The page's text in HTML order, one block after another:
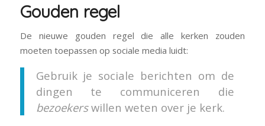
Gouden regel
De nieuwe gouden regel die alle kerken zouden
moeten toepassen op sociale media luidt:
Gebruik je sociale berichten om de
dingen te communiceren die
bezoekerswillen weten over je kerk.